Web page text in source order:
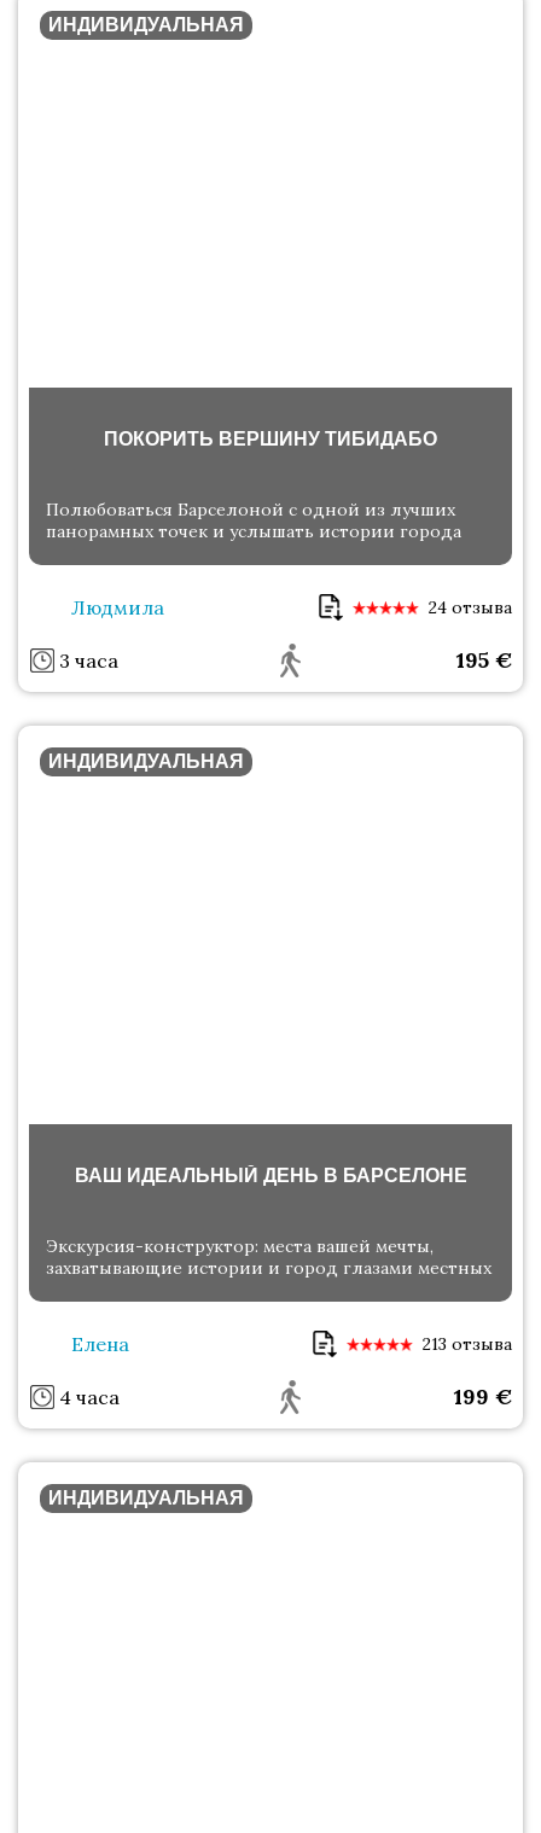
ИНДИВИДУАЛЬНАЯ
ПОКОРИТЬ ВЕРШИНУ ТИБИДАБО
Полюбоваться Барселоной с одной из лучших
панорамных точек и услышать истории города
Людмила 24 отзыва
3 часа 195 €
ИНДИВИДУАЛЬНАЯ
ВАШ ИДЕАЛЬНЫЙ ДЕНЬ В БАРСЕЛОНЕ
Экскурсия-конструктор: места вашей мечты,
захватывающие истории и город глазами местных
Елена 213 отзыва
4 часа 199 €
ИНДИВИДУАЛЬНАЯ